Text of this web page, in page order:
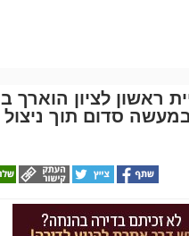
מפני שימוש במוצרי שיער
סניפי רשת "מרכז ההחלקות".
הושלמו לכלל המוצרים
ראשון לציון הוארך
סדום תוך ניצול